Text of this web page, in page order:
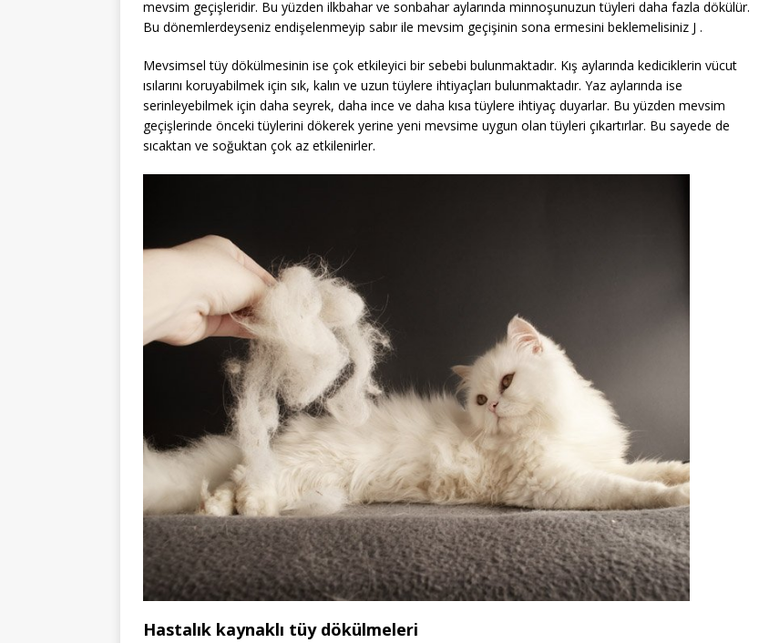
mevsim geçişleridir. Bu yüzden ilkbahar ve sonbahar aylarında minnoşunuzun tüyleri daha fazla dökülür.
Bu dönemlerdeyseniz endişelenmeyip sabır ile mevsim geçişinin sona ermesini beklemelisiniz J .
Mevsimsel tüy dökülmesinin ise çok etkileyici bir sebebi bulunmaktadır. Kış aylarında kediciklerin vücut
ısılarını koruyabilmek için sık, kalın ve uzun tüylere ihtiyaçları bulunmaktadır. Yaz aylarında ise
serinleyebilmek için daha seyrek, daha ince ve daha kısa tüylere ihtiyaç duyarlar. Bu yüzden mevsim
geçişlerinde önceki tüylerini dökerek yerine yeni mevsime uygun olan tüyleri çıkartırlar. Bu sayede de
sıcaktan ve soğuktan çok az etkilenirler.
Hastalık kaynaklı tüy dökülmeleri